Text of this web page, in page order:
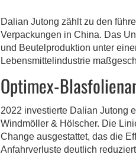
Dalian Jutong zählt zu den
Verpackungen in China. Das
und Beutelproduktion unter
Lebensmittelindustrie
Optimex-
2022 investierte Dalian Jutong
Windmöller & Hölscher. Die
Change ausgestattet, das die
Anfahrverluste deutlich